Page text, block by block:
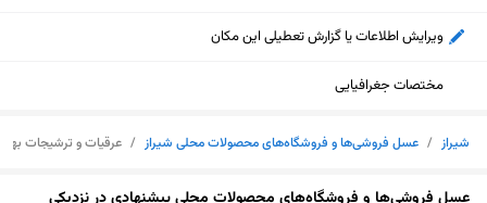
ویرایش اطلاعات یا گزارش تعطیلی این مکان
مختصات جغرافیایی
شیراز / عسل فروشی‌ها و فروشگاه‌های محصولات محلی شیراز / عرقیات و ترشیجات